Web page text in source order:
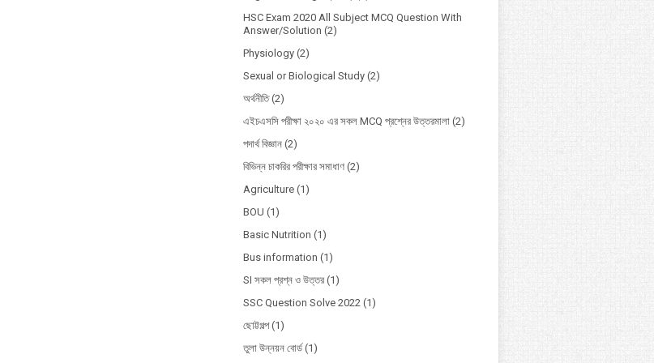
HSC Exam 2020 All Subject MCQ Question With
Answer/Solution (2)
Physiology (2)
Sexual or Biological Study (2)
অর্থনীতি (2)
এইচএসসি পরীক্ষা ২০২০ এর সকল MCQ প্রশ্নের উত্তরমালা (2)
পদার্থ বিজ্ঞান (2)
বিভিন্ন চাকরির পরীক্ষার সমাধাণ (2)
Agriculture (1)
BOU (1)
Basic Nutrition (1)
Bus information (1)
SI সকল প্রশ্ন ও উত্তর (1)
SSC Question Solve 2022 (1)
ছোট্টগল্প (1)
তুলা উন্নয়ন বোর্ড (1)